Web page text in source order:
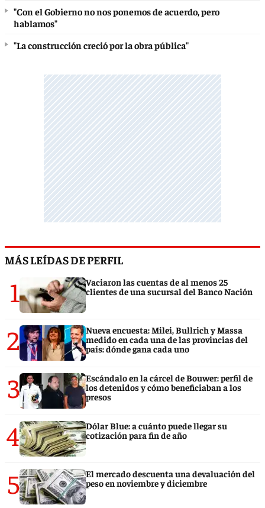
"Con el Gobierno no nos ponemos de acuerdo, pero
hablamos"
"La construcción creció por la obra pública"
MÁS LEÍDAS DE PERFIL
1
Vaciaron las cuentas de al menos 25
clientes de una sucursal del Banco Nación
2
Nueva encuesta: Milei, Bullrich y Massa
medido en cada una de las provincias del
país: dónde gana cada uno
3
Escándalo en la cárcel de Bouwer: perfil de
los detenidos y cómo beneficiaban a los
presos
4
Dólar Blue: a cuánto puede llegar su
cotización para fin de año
5
El mercado descuenta una devaluación del
peso en noviembre y diciembre